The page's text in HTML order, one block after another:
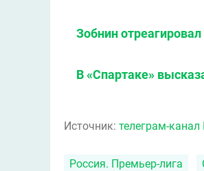
Зобнин
В «Спартаке»
Источник: телеграм-
Россия. Премьер-лига